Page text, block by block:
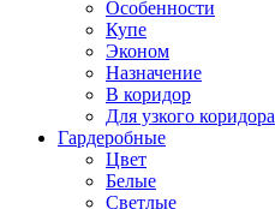
Особенности
Купе
Эконом
Назначение
В коридор
Для узкого коридора
Гардеробные
Цвет
Белые
Светлые